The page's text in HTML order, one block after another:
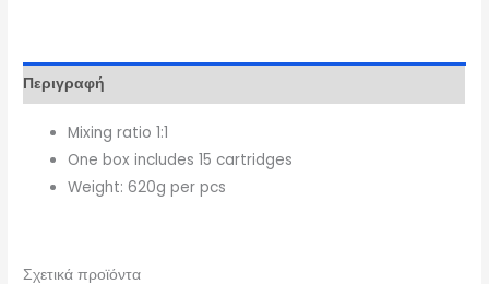
Περιγραφή
Mixing ratio 1:1
One box includes 15 cartridges
Weight: 620g per pcs
Σχετικά προϊόντα